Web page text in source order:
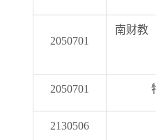
2050701
南财教
2050701
2130506